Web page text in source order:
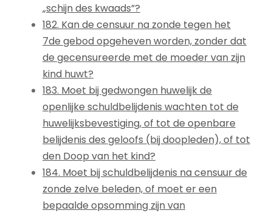
„schijn des kwaads”?
182. Kan de censuur na zonde tegen het
7de gebod opgeheven worden, zonder dat
de gecensureerde met de moeder van zijn
kind huwt?
183. Moet bij gedwongen huwelijk de
openlijke schuldbelijdenis wachten tot de
huwelijksbevestiging, of tot de openbare
belijdenis des geloofs (bij doopleden), of tot
den Doop van het kind?
184. Moet bij schuldbelijdenis na censuur de
zonde zelve beleden, of moet er een
bepaalde opsomming zijn van